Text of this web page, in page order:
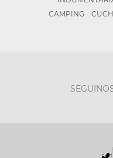
CAMPING